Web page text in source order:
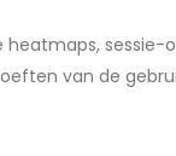
van de